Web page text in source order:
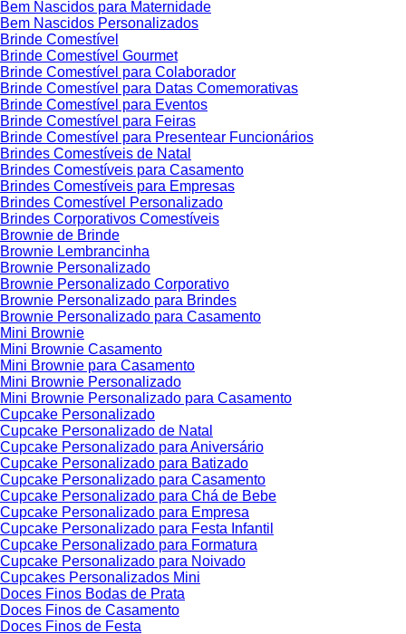
Bem Nascidos para Maternidade
Bem Nascidos Personalizados
Brinde Comestível
Brinde Comestível Gourmet
Brinde Comestível para Colaborador
Brinde Comestível para Datas Comemorativas
Brinde Comestível para Eventos
Brinde Comestível para Feiras
Brinde Comestível para Presentear Funcionários
Brindes Comestíveis de Natal
Brindes Comestíveis para Casamento
Brindes Comestíveis para Empresas
Brindes Comestível Personalizado
Brindes Corporativos Comestíveis
Brownie de Brinde
Brownie Lembrancinha
Brownie Personalizado
Brownie Personalizado Corporativo
Brownie Personalizado para Brindes
Brownie Personalizado para Casamento
Mini Brownie
Mini Brownie Casamento
Mini Brownie para Casamento
Mini Brownie Personalizado
Mini Brownie Personalizado para Casamento
Cupcake Personalizado
Cupcake Personalizado de Natal
Cupcake Personalizado para Aniversário
Cupcake Personalizado para Batizado
Cupcake Personalizado para Casamento
Cupcake Personalizado para Chá de Bebe
Cupcake Personalizado para Empresa
Cupcake Personalizado para Festa Infantil
Cupcake Personalizado para Formatura
Cupcake Personalizado para Noivado
Cupcakes Personalizados Mini
Doces Finos Bodas de Prata
Doces Finos de Casamento
Doces Finos de Festa